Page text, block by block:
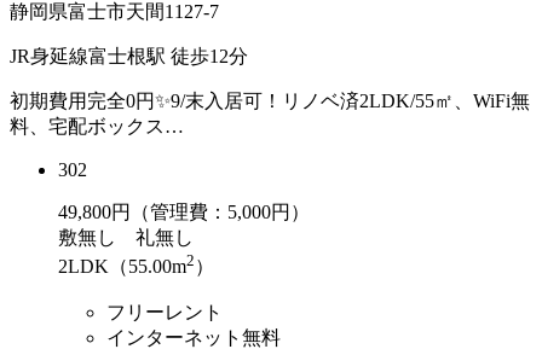
静岡県富士市天間1127-7
JR身延線富士根駅 徒歩12分
初期費用完全0円✨9/末入居可！リノベ済2LDK/55㎡、WiFi無
料、宅配ボックス…
302
49,800円（管理費：5,000円）
敷無し 礼無し
2LDK（55.00m2 ）
フリーレント
インターネット無料